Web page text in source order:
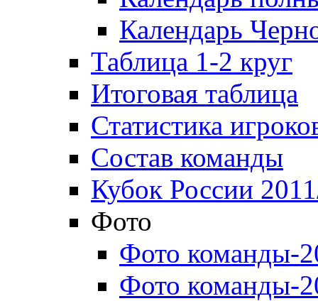
Календарь
Таблица 1-2 круг
Итоговая таблица
Статистика
Состав команды
Кубок России
Фото
Фото команды-
Фото команды-